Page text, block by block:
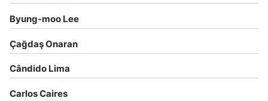
Byung-moo Lee
Çağdaş Onaran
Cândido Lima
Carlos Caires